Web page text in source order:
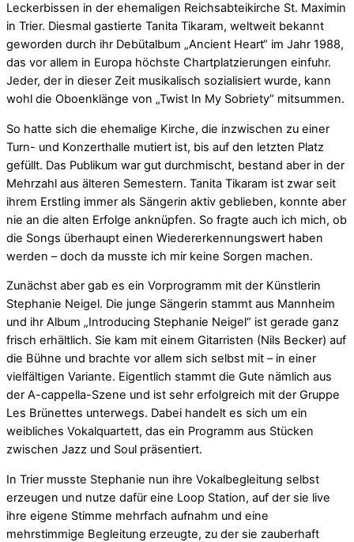
Leckerbissen in der ehemaligen Reichsabteikirche St. Maximin
in Trier. Diesmal gastierte Tanita Tikaram, weltweit bekannt
geworden durch ihr Debütalbum „Ancient Heart“ im Jahr 1988,
das vor allem in Europa höchste Chartplatzierungen einfuhr.
Jeder, der in dieser Zeit musikalisch sozialisiert wurde, kann
wohl die Oboenklänge von „Twist In My Sobriety“ mitsummen.
So hatte sich die ehemalige Kirche, die inzwischen zu einer
Turn- und Konzerthalle mutiert ist, bis auf den letzten Platz
gefüllt. Das Publikum war gut durchmischt, bestand aber in der
Mehrzahl aus älteren Semestern. Tanita Tikaram ist zwar seit
ihrem Erstling immer als Sängerin aktiv geblieben, konnte aber
nie an die alten Erfolge anknüpfen. So fragte auch ich mich, ob
die Songs überhaupt einen Wiedererkennungswert haben
werden – doch da musste ich mir keine Sorgen machen.
Zunächst aber gab es ein Vorprogramm mit der Künstlerin
Stephanie Neigel. Die junge Sängerin stammt aus Mannheim
und ihr Album „Introducing Stephanie Neigel“ ist gerade ganz
frisch erhältlich. Sie kam mit einem Gitarristen (Nils Becker) auf
die Bühne und brachte vor allem sich selbst mit – in einer
vielfältigen Variante. Eigentlich stammt die Gute nämlich aus
der A-cappella-Szene und ist sehr erfolgreich mit der Gruppe
Les Brünettes unterwegs. Dabei handelt es sich um ein
weibliches Vokalquartett, das ein Programm aus Stücken
zwischen Jazz und Soul präsentiert.
In Trier musste Stephanie nun ihre Vokalbegleitung selbst
erzeugen und nutze dafür eine Loop Station, auf der sie live
ihre eigene Stimme mehrfach aufnahm und eine
mehrstimmige Begleitung erzeugte, zu der sie zauberhaft